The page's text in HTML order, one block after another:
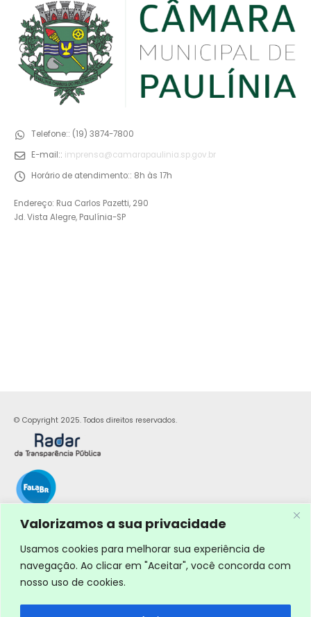
Valorizamos a sua privacidade
Usamos cookies para melhorar sua experiência de
navegação. Ao clicar em "Aceitar", você concorda com
nosso uso de cookies.
Telefone:: (19) 3874-7800
E-mail:: imprensa@camarapaulinia.sp.gov.br
Horário de atendimento:: 8h às 17h
Endereço: Rua Carlos Pazetti, 290
Jd. Vista Alegre, Paulínia-SP
© Copyright 2025. Todos direitos reservados.